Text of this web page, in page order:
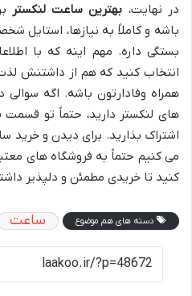
در نهایت، بهترین ساعت لنکستر
باشه و کاملاً به نیازها، استایل
بستگی داره. مهم اینه که با
انتخاب کنید که هم از داشتنش
همراه وفادارتون باشه. اگه
های لنکستر دارید، حتماً تو
اشتراک بذارید. برای دیدن و خرید
می کنیم حتماً به فروشگاه های
کنید تا خریدی مطمئن و دلپذیر
دسته های هم موضوع ساعت